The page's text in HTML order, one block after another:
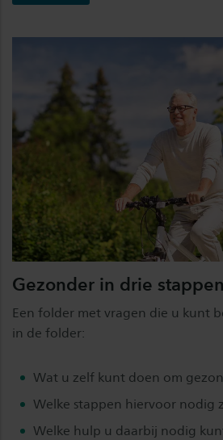
Gezonder in drie stappen
Een folder met vragen die u kunt
in de folder:
Wat u zelf kunt doen om
Welke stappen hiervoor nodig
Welke hulp u daarbij nodig